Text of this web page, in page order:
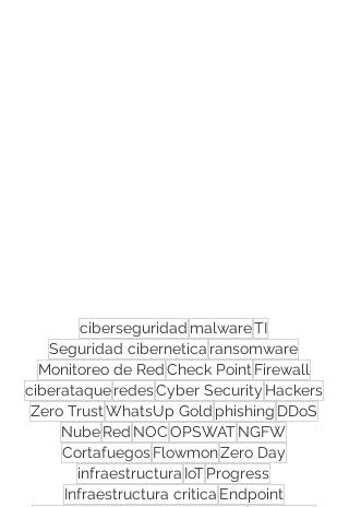
ciberseguridadmalwareTI
Seguridad ciberneticaransomware
Monitoreo de RedCheck PointFirewall
ciberataqueredesCyber SecurityHackers
Zero TrustWhatsUp GoldphishingDDoS
NubeRedNOCOPSWATNGFW